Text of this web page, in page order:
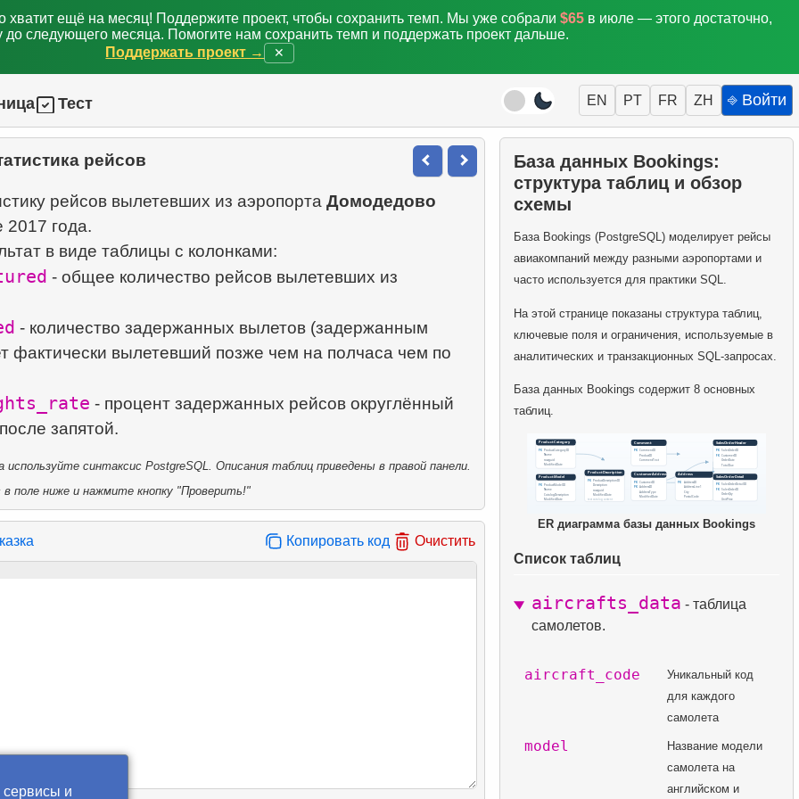
хватит ещё на месяц! Поддержите проект, чтобы сохранить темп. Мы уже собрали $65 в июле — этого достаточно,
до следующего месяца. Помогите нам сохранить темп и поддержать проект дальше.
Поддержать проект →
✕
Тест EN PT FR ZH ⎆ Войти
рейсов
рейсов вылетевших из аэропорта Домодедово
2017 года.
- общее количество рейсов вылетевших из
- количество задержанных вылетов (задержанным
фактически вылетевший позже чем на полчаса чем по
- процент задержанных рейсов округлённый
синтаксис PostgreSQL. Описания таблиц приведены в правой панели.
поле ниже и нажмите кнопку "Проверить!"
Копировать код Очистить
База данных Bookings:
структура таблиц и обзор
схемы
База Bookings (PostgreSQL) моделирует рейсы
авиакомпаний между разными аэропортами и
часто используется для практики SQL.
На этой странице показаны структура таблиц,
ключевые поля и ограничения, используемые в
аналитических и транзакционных SQL-запросах.
База данных Bookings содержит 8 основных
таблиц.
ER диаграмма базы данных Bookings
Список таблиц
aircrafts_data - таблица
самолетов.
aircraft_code
Уникальный код
для каждого
самолета
model
Название модели
самолета на
английском и
сервисы и